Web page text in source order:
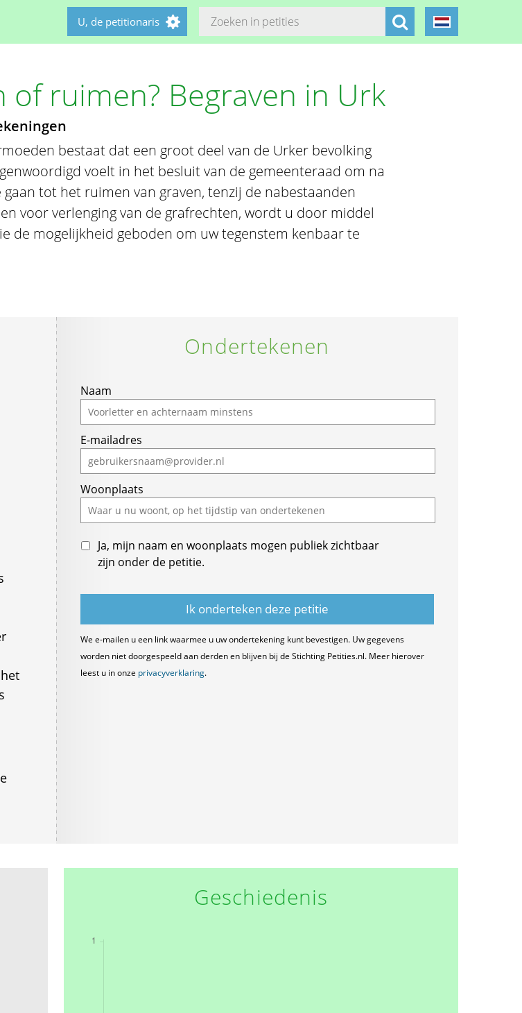
U, de petitionaris
of ruimen? Begraven in Urk
bestaat dat een groot deel van de Urker bevolking
voelt in het besluit van de gemeenteraad om na
gaan tot het ruimen van graven, tenzij de nabestaanden
voor verlenging van de grafrechten, wordt u door middel
de mogelijkheid geboden om uw tegenstem kenbaar te
Ondertekenen
Naam
E-mailadres
Woonplaats
Ja, mijn naam en woonplaats mogen publiek zichtbaar
zijn onder de petitie.
We e-mailen u een link waarmee u uw ondertekening kunt bevestigen. Uw gegevens
worden niet doorgespeeld aan derden en blijven bij de Stichting Petities.nl. Meer hierover
leest u in onze privacyverklaring.
Geschiedenis